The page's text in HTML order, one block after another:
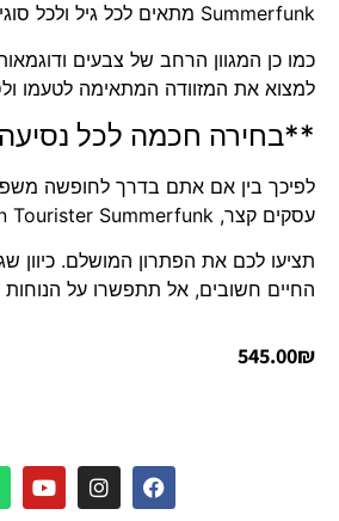
Summerfunk מתאים לכל גיל ולכל סוגי הנסיעות.
כמו כן המגוון הרחב של צבעים
למצוא את המזוודה המתאימה לטעמו
**בחירה חכמה לכל
לפיכך בין אם אתם בדרך לחופשה
עסקים קצר, American Tourister Summerfunk
תציעו לכם את הפתרון המושלם. כיוון
החיים חשובים, אל תתפשרו על הנוחות
545.00₪